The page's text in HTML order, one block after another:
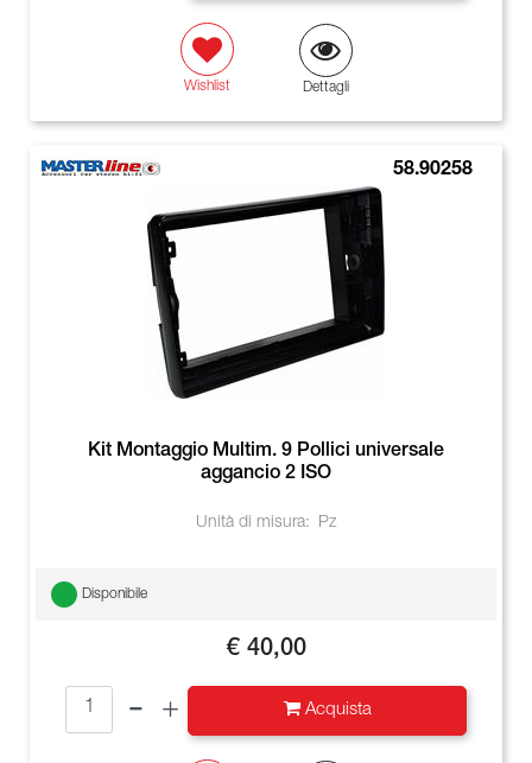
Wishlist Dettagli
58.90258
Kit Montaggio Multim. 9 Pollici universale
aggancio 2 ISO
Unità di misura: Pz
Disponibile
€ 40,00
Acquista